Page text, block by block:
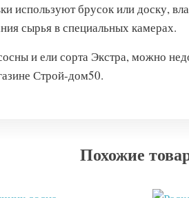
используют брусок или доску,
сырья в специальных камерах.
и ели сорта Экстра, можно
Строй-дом50.
Похожие